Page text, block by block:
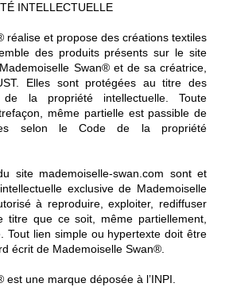
INTELLECTUELLE
réalise et propose des créations textiles
des produits présents sur le site
Swan® et de sa créatrice,
Elles sont protégées au titre des
la propriété intellectuelle. Toute
même partielle est passible de
selon le Code de la propriété
site mademoiselle-swan.com sont et
exclusive de Mademoiselle
à reproduire, exploiter, rediffuser
titre que ce soit, même partiellement,
Tout lien simple ou hypertexte doit être
écrit de Mademoiselle Swan®.
une marque déposée à l’INPI.